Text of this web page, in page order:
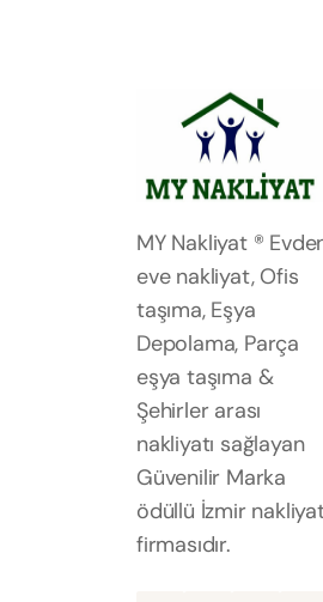
MY Nakliyat ®
eve nakliyat, Ofis
taşıma, Eşya
Depolama, Parça
eşya taşıma &
Şehirler arası
nakliyatı sağlayan
Güvenilir Marka
ödüllü İzmir
firmasıdır.